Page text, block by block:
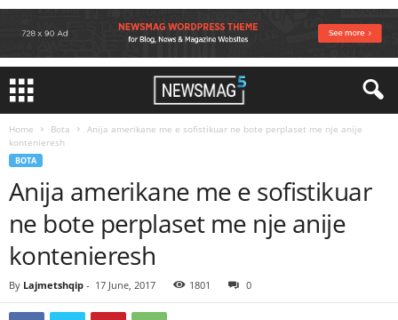
Home Bota
Anija amerikane me e sofistikuar ne bote perplaset me nje anije
kontenieresh
BOTA
Anija amerikane me e sofistikuar
ne bote perplaset me nje anije
kontenieresh
By Lajmetshqip - 17 June, 2017 1801 0